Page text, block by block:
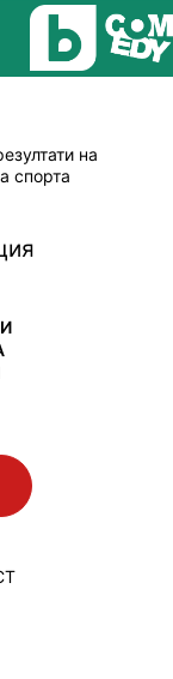
на
спорта